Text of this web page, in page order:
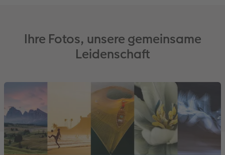
Ihre Fotos, unsere gemeinsame
Leidenschaft